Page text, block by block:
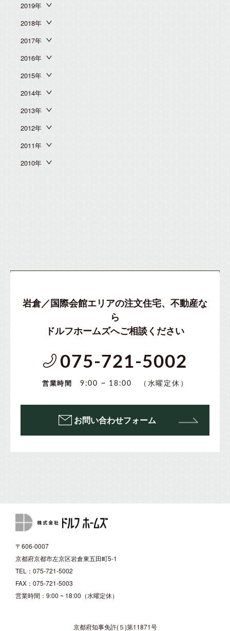
2019年
2018年
2017年
2016年
2015年
2014年
2013年
2012年
2011年
2010年
岩倉／国際会館エリアの注文住宅、不動産な
ら
ドルフホームズへご相談ください
075-721-5002
営業時間 9:00 ~ 18:00 （水曜定休）
お問い合わせフォーム
〒606-0007
京都府京都市左京区岩倉東五田町5-1
TEL：075-721-5002
FAX：075-721-5003
営業時間：9:00 ~ 18:00（水曜定休）
京都府知事免許(５)第11871号